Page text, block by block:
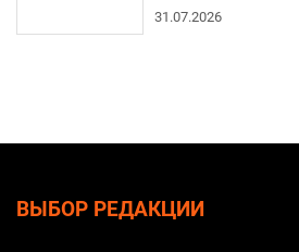
31.07.2026
ВЫБОР РЕДАКЦИИ